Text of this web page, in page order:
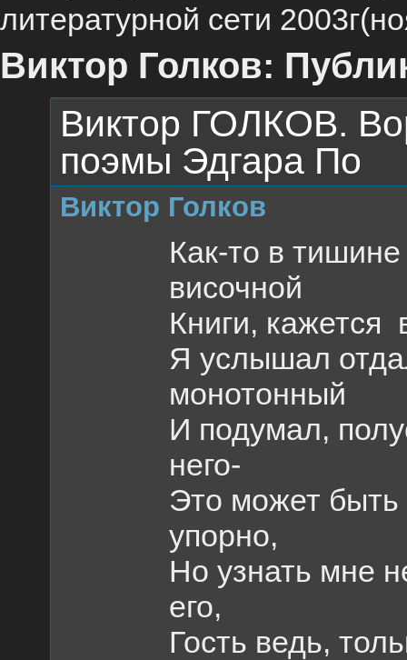
литературной сети
Виктор Голков:
Виктор ГОЛКОВ.
поэмы Эдгара По
Виктор Голков
Как-то в
височной
Книги, кажется
Я услышал
монотонный
И подумал,
него-
Это может быть
упорно,
Но узнать мне
его,
Гость ведь,